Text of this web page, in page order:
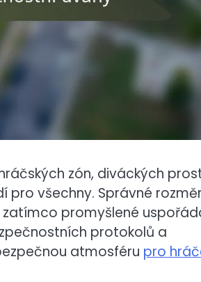
zón, diváckých
všechny. Správné
promyšlené
protokolů a
atmosféru pro